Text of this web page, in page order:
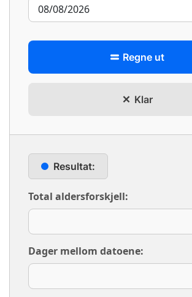
Regne ut
Klar
Resultat:
Total aldersforskjell:
Dager mellom datoene: